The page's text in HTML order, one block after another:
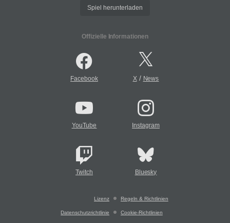
Spiel herunterladen
Offizielle Informationen
Facebook X/ News
YouTube Instagram
Twitch Bluesky
Lizenz Regeln & Richtlinien
Datenschutzrichtlinie Cookie-Richtlinien